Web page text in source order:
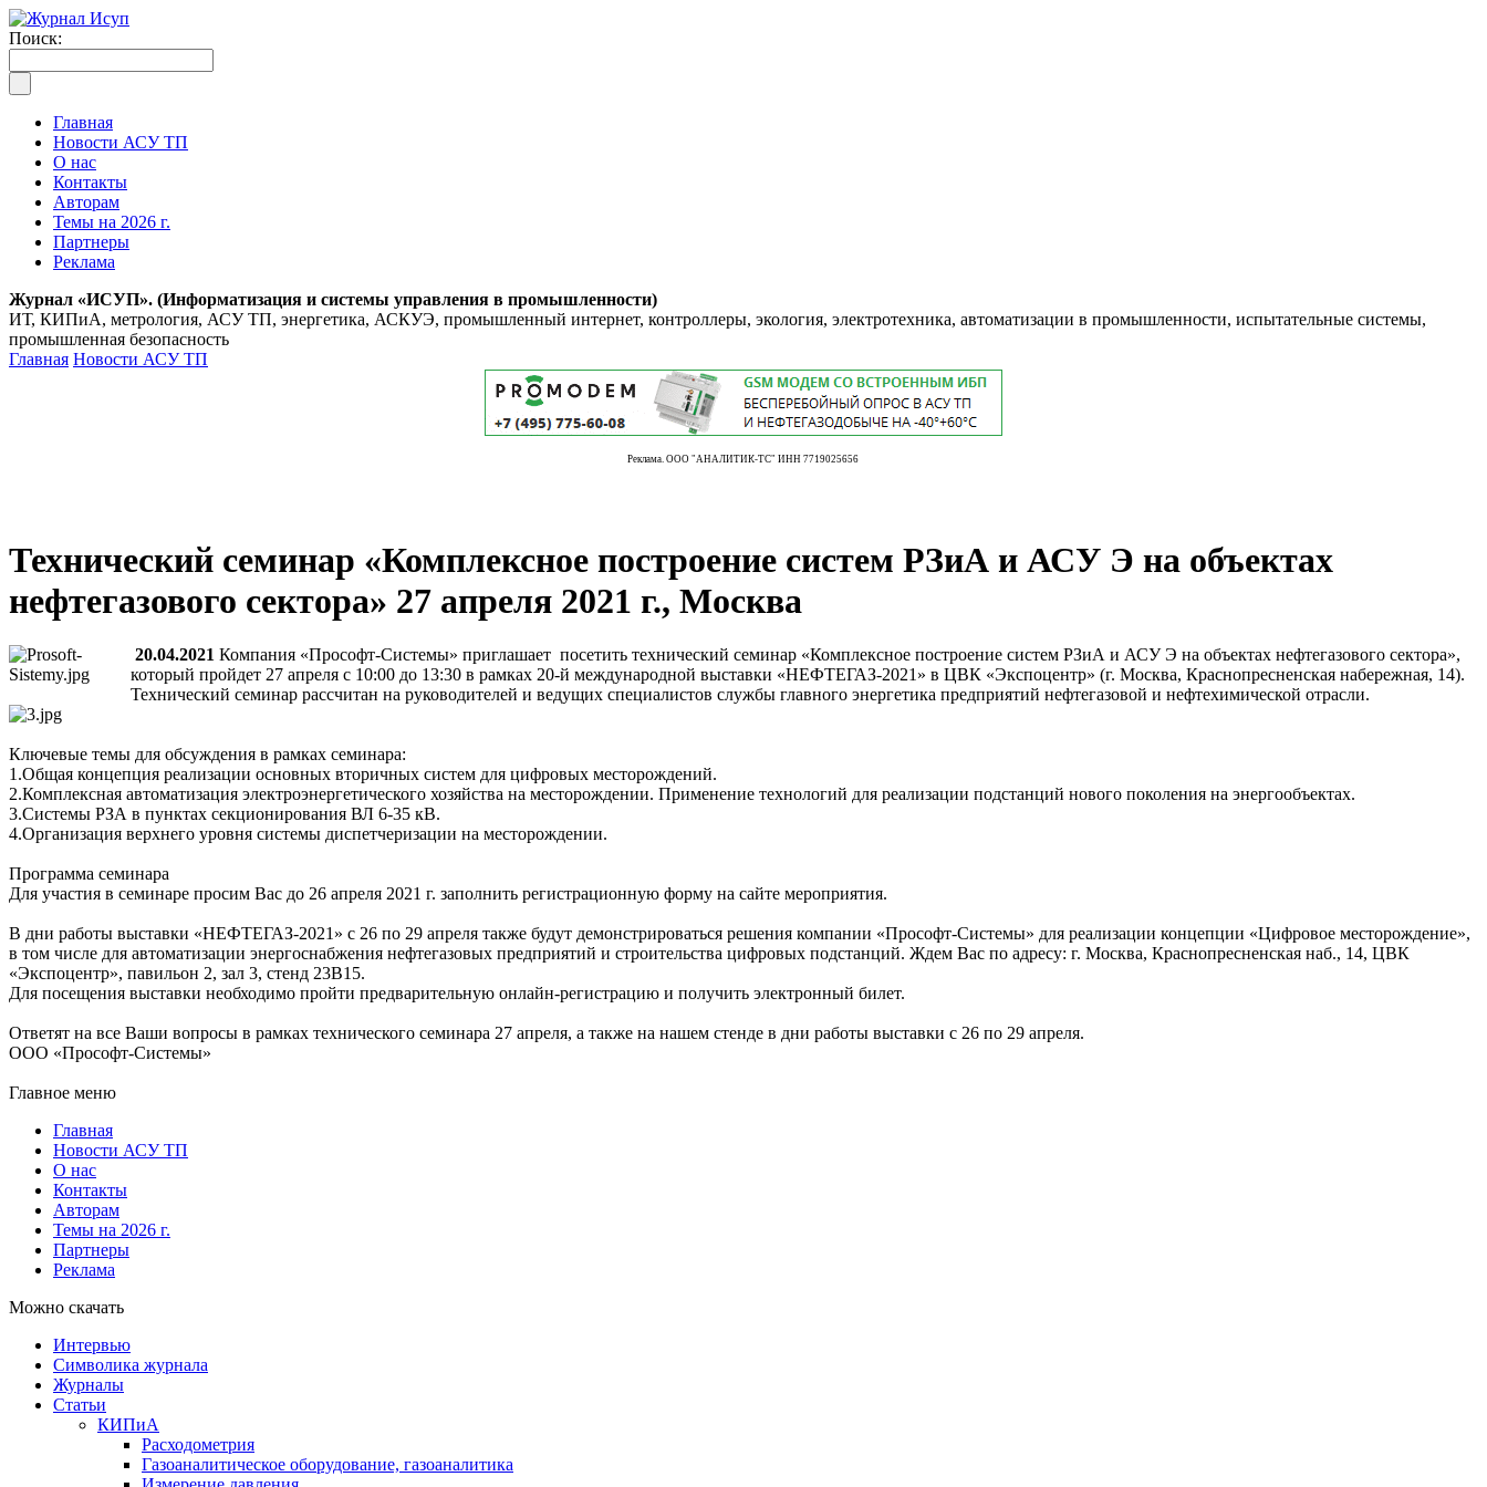
Поиск:
Главная
Новости АСУ ТП
О нас
Контакты
Авторам
Темы на 2026 г.
Партнеры
Реклама
Журнал «ИСУП». (Информатизация и системы управления в промышленности)
ИТ, КИПиА, метрология, АСУ ТП, энергетика, АСКУЭ, промышленный интернет, контроллеры, экология, электротехника, автоматизации в промышленности, испытательные системы,
промышленная безопасность
Главная Новости АСУ ТП
Реклама. ООО "АНАЛИТИК-ТС" ИНН 7719025656
Технический семинар «Комплексное построение систем РЗиА и АСУ Э на объектах
нефтегазового сектора» 27 апреля 2021 г., Москва
20.04.2021 Компания «Прософт-Системы» приглашает посетить технический семинар «Комплексное построение систем РЗиА и АСУ Э на объектах нефтегазового сектора»,
который пройдет 27 апреля с 10:00 до 13:30 в рамках 20-й международной выставки «НЕФТЕГАЗ-2021» в ЦВК «Экспоцентр» (г. Москва, Краснопресненская набережная, 14).
Технический семинар рассчитан на руководителей и ведущих специалистов службы главного энергетика предприятий нефтегазовой и нефтехимической отрасли.
Ключевые темы для обсуждения в рамках семинара:
1.Общая концепция реализации основных вторичных систем для цифровых месторождений.
2.Комплексная автоматизация электроэнергетического хозяйства на месторождении. Применение технологий для реализации подстанций нового поколения на энергообъектах.
3.Системы РЗА в пунктах секционирования ВЛ 6-35 кВ.
4.Организация верхнего уровня системы диспетчеризации на месторождении.
Программа семинара
Для участия в семинаре просим Вас до 26 апреля 2021 г. заполнить регистрационную форму на сайте мероприятия.
В дни работы выставки «НЕФТЕГАЗ-2021» с 26 по 29 апреля также будут демонстрироваться решения компании «Прософт-Системы» для реализации концепции «Цифровое месторождение»,
в том числе для автоматизации энергоснабжения нефтегазовых предприятий и строительства цифровых подстанций. Ждем Вас по адресу: г. Москва, Краснопресненская наб., 14, ЦВК
«Экспоцентр», павильон 2, зал 3, стенд 23В15.
Для посещения выставки необходимо пройти предварительную онлайн-регистрацию и получить электронный билет.
Ответят на все Ваши вопросы в рамках технического семинара 27 апреля, а также на нашем стенде в дни работы выставки с 26 по 29 апреля.
ООО «Прософт-Системы»
Главное меню
Главная
Новости АСУ ТП
О нас
Контакты
Авторам
Темы на 2026 г.
Партнеры
Реклама
Можно скачать
Интервью
Символика журнала
Журналы
Статьи
КИПиА
Расходометрия
Газоаналитическое оборудование, газоаналитика